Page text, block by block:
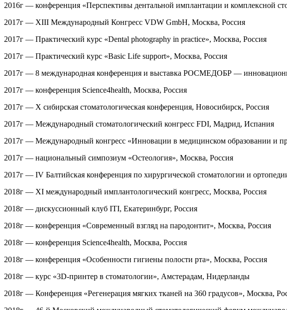
2016г — конференция «Перспективы дентальной имплантации и комплексной
2017г — XIII Международный Конгресс VDW GmbH, Москва, Россия
2017г — Практический курс «Dental photography in practice», Москва, Россия
2017г — Практический курс «Basic Life support», Москва, Россия
2017г — 8 международная конференция и выставка РОСМЕДОБР —
2017г — конференция Science4health, Москва, Россия
2017г — Х сибирская стоматологическая конференция, Новосибирск, Россия
2017г — Международный стоматологический конгресс FDI, Мадрид, Испания
2017г — Международный конгресс «Инновации в медицинском образовании и
2017г — национальный симпозиум «Остеология», Москва, Россия
2017г — IV Балтийская конференция по хирургической стоматологии и
2018г — ХI международный имплантологический конгресс, Москва, Россия
2018г — дискуссионный клуб ITI, Екатеринбург, Россия
2018г — конференция «Современный взгляд на пародонтит», Москва, Россия
2018г — конференция Science4health, Москва, Россия
2018г — конференция «Особенности гигиены полости рта», Москва, Россия
2018г — курс «3D-принтер в стоматологии», Амстерадам, Нидерланды
2018г — Конференция «Регенерация мягких тканей на 360 градусов», Москва,